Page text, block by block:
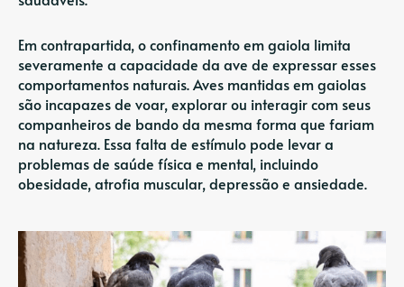
Em contrapartida, o confinamento em gaiola limita
severamente a capacidade da ave de expressar esses
comportamentos naturais. Aves mantidas em gaiolas
são incapazes de voar, explorar ou interagir com seus
companheiros de bando da mesma forma que fariam
na natureza. Essa falta de estímulo pode levar a
problemas de saúde física e mental, incluindo
obesidade, atrofia muscular, depressão e ansiedade.